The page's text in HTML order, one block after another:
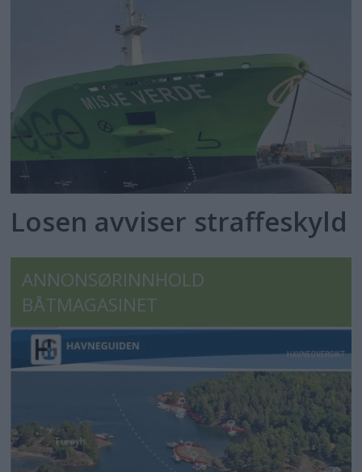
Losen avviser straffeskyld
ANNONSØRINNHOLD
BÅTMAGASINET